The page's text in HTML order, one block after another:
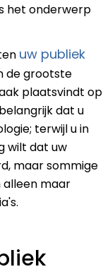
het onderwerp
uw publiek
de grootste
plaatsvindt op
dat u
terwijl u in
wilt dat uw
maar sommige
maar